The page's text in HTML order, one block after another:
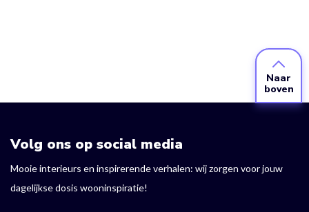
Naar
boven
Volg ons op social media
Mooie interieurs en inspirerende verhalen: wij zorgen voor jouw
dagelijkse dosis wooninspiratie!